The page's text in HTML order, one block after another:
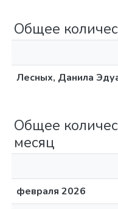
Общее
Лесных, Данила
Общее
месяц
февраля 2026